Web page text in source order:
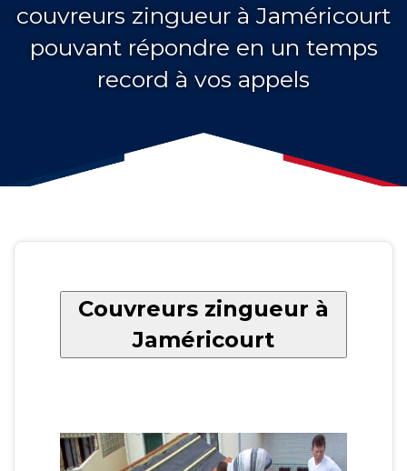
couvreurs zingueur à Jaméricourt
pouvant répondre en un temps
record à vos appels
Couvreurs zingueur à
Jaméricourt